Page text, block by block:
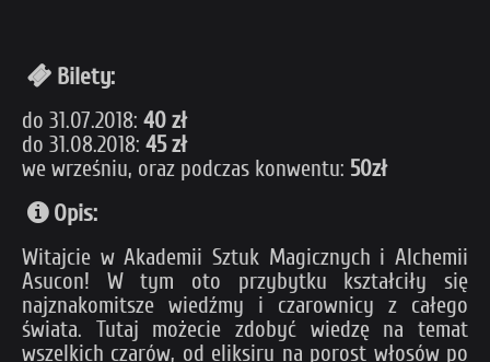
Bilety:
do 31.07.2018: 40 zł
do 31.08.2018: 45 zł
we wrześniu, oraz podczas konwentu: 50zł
Opis:
Witajcie w Akademii Sztuk Magicznych i Alchemii
Asucon! W tym oto przybytku kształciły się
najznakomitsze wiedźmy i czarownicy z całego
świata. Tutaj możecie zdobyć wiedzę na temat
wszelkich czarów, od eliksiru na porost włosów po